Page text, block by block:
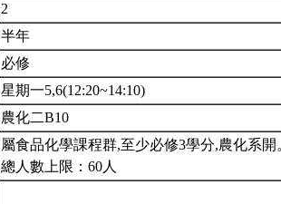
2
半年
必修
星期一5,6(12:20~14:10)
農化二B10
屬食品化學課程群,至少必修3學分,農化系開
總人數上限：60人